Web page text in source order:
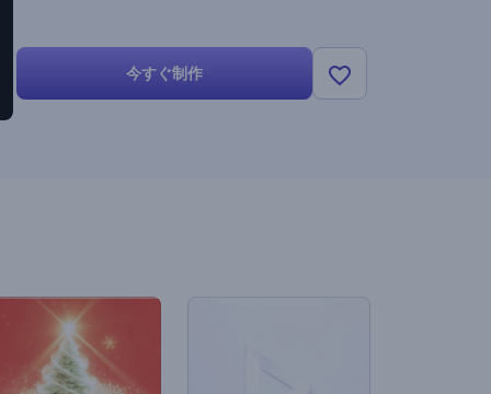
今すぐ制作